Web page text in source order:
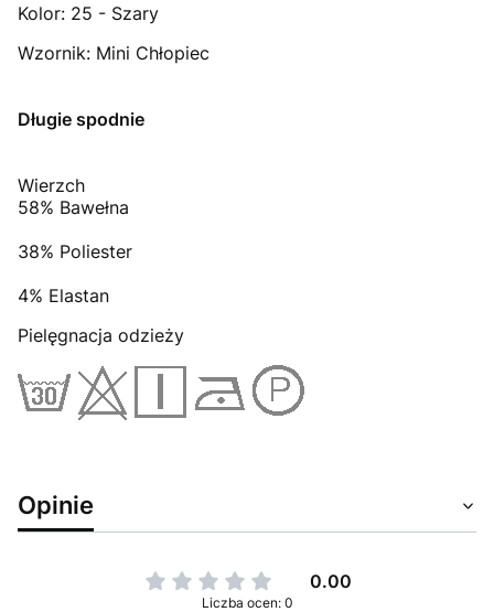
Kolor: 25 - Szary
Wzornik: Mini Chłopiec
Długie spodnie
Wierzch
58% Bawełna
38% Poliester
4% Elastan
Pielęgnacja odzieży
Opinie
0.00
Liczba ocen: 0